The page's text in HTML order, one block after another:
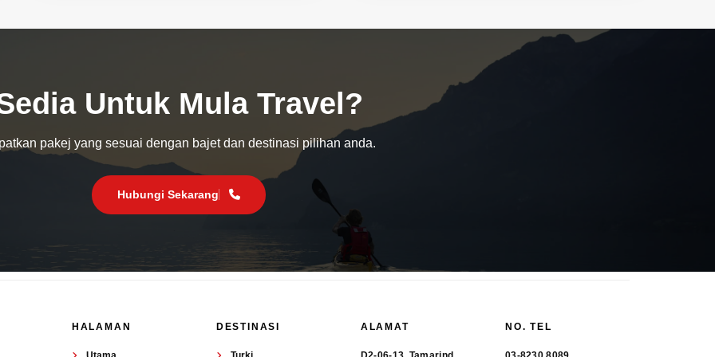
Untuk Mula Travel?
pakej yang sesuai dengan bajet dan destinasi pilihan anda.
Hubungi Sekarang
HALAMAN DESTINASI ALAMAT NO. TEL